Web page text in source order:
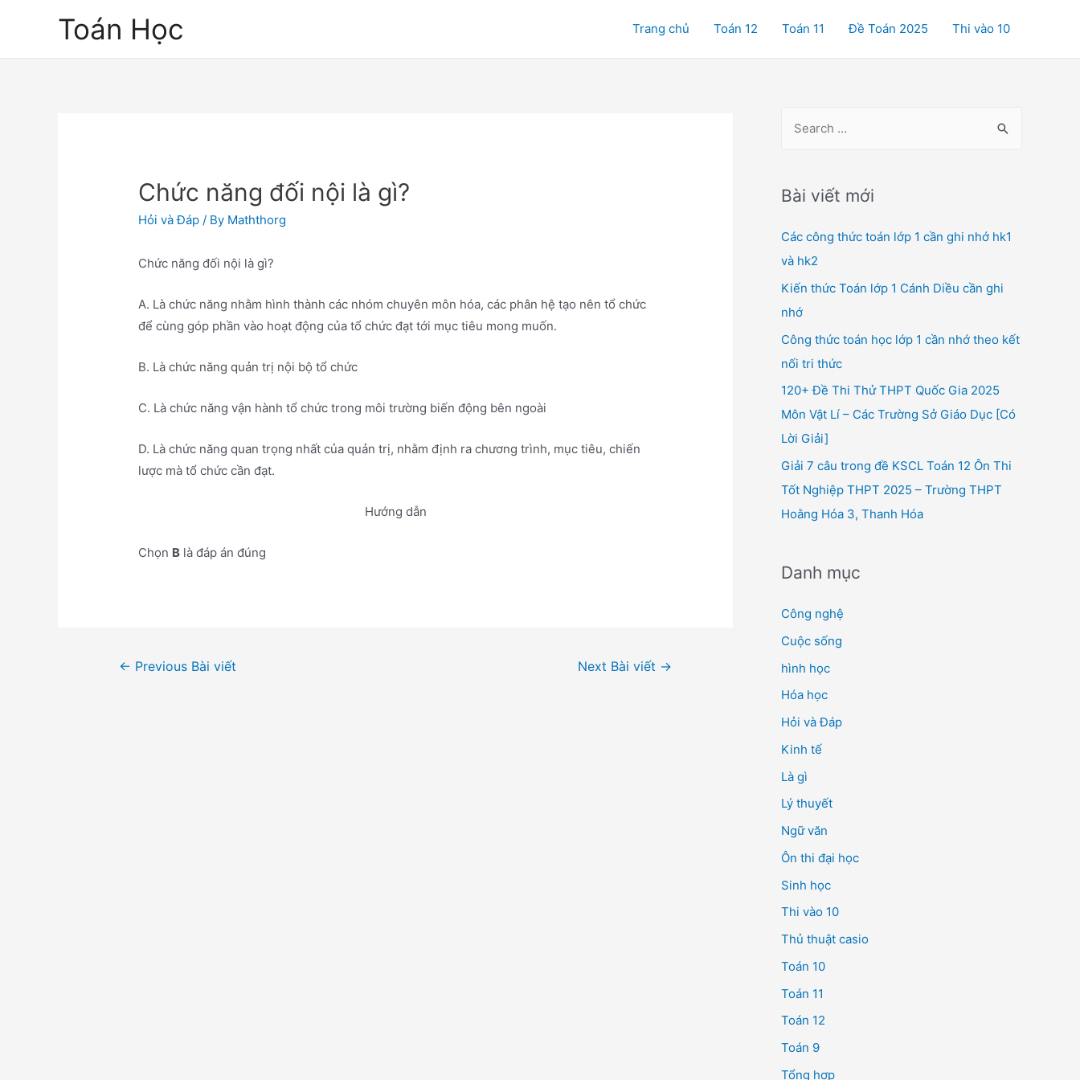
Toán Học Trang chủ Toán 12 Toán 11 Đề Toán 2025 Thi vào 10
Chức năng đối nội là gì?
Hỏi và Đáp / By Maththorg
Chức năng đối nội là gì?
A. Là chức năng nhằm hình thành các nhóm chuyên môn hóa, các phân hệ tạo nên tổ chức
để cùng góp phần vào hoạt động của tổ chức đạt tới mục tiêu mong muốn.
B. Là chức năng quản trị nội bộ tổ chức
C. Là chức năng vận hành tổ chức trong môi trường biến động bên ngoài
D. Là chức năng quan trọng nhất của quản trị, nhằm định ra chương trình, mục tiêu, chiến
lược mà tổ chức cần đạt.
Hướng dẫn
Chọn B là đáp án đúng
Điều← Previous Bài viết Next Bài viết →
r
h
f
o
r
:
Bài viết mới
Các công thức toán lớp 1 cần ghi nhớ hk1
và hk2
Kiến thức Toán lớp 1 Cánh Diều cần ghi
nhớ
Công thức toán học lớp 1 cần nhớ theo kết
nối tri thức
120+ Đề Thi Thử THPT Quốc Gia 2025
Môn Vật Lí – Các Trường Sở Giáo Dục [Có
Lời Giải]
Giải 7 câu trong đề KSCL Toán 12 Ôn Thi
Tốt Nghiệp THPT 2025 – Trường THPT
Hoằng Hóa 3, Thanh Hóa
Danh mục
Công nghệ
Cuộc sống
hình học
Hóa học
Hỏi và Đáp
Kinh tế
Là gì
Lý thuyết
Ngữ văn
Ôn thi đại học
Sinh học
Thi vào 10
Thủ thuật casio
Toán 10
Toán 11
Toán 12
Toán 9
Tổng hợp